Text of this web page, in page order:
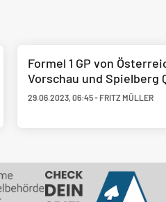
Formel 1 GP von
Vorschau und Spielberg
29.06.2023,06:45- FRITZ MÜLLER